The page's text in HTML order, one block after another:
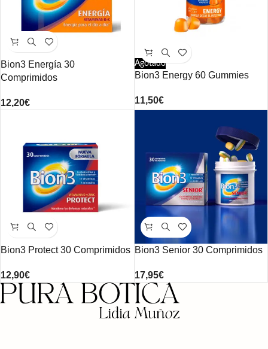
Bion3 Energía 30
Comprimidos
12,20€
Agotado
Bion3 Energy 60 Gummies
11,50€
Bion3 Protect 30 Comprimidos
12,90€
Bion3 Senior 30 Comprimidos
17,95€